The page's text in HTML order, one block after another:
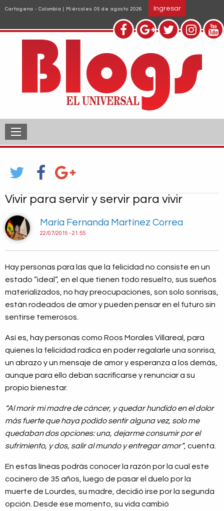
Pasar
contenido
principal
Cartagena - Colombia | Miércoles 05 de agosto 2026 Ingresar
Vivir para servir y servir para vivir
María Fernanda Martínez Correa
22/07/2019 - 21:55
Hay personas para las que la felicidad no consiste en un
estado “ideal”, en el que tienen todo resuelto, sus sueños
materializados, no hay preocupaciones, son solo sonrisas,
están rodeados de amor y pueden pensar en el futuro sin
sentirse temerosos.
Así es, hay personas como Roos Morales Villareal, para
quienes la felicidad radica en poder regalarle una sonrisa,
un abrazo y un mensaje de amor y esperanza a los demás,
aunque para ello deban sacrificarse y renunciar a su
propio bienestar.
“Al morir mi madre de cáncer, y quedar hundido en el dolor
más fuerte que haya podido sentir alguna vez, solo me
quedaban dos opciones: una, dejarme consumir por el
sufrimiento, y dos, salir al mundo y entregar amor”, cuenta.
En estas líneas podrás conocer la razón por la cual este
cocinero de 35 años, luego de pasar el duelo por la
muerte de Lourdes, su madre, decidió irse por la segunda
opción. Desde ese momento, su vida cambió